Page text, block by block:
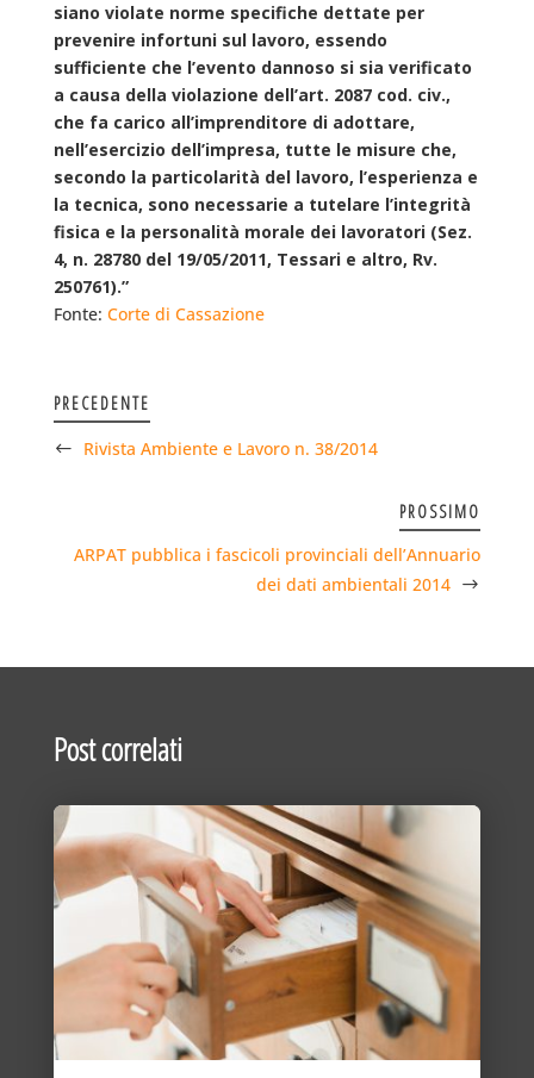
siano violate norme specifiche dettate per
prevenire infortuni sul lavoro, essendo
sufficiente che l’evento dannoso si sia verificato
a causa della violazione dell’art. 2087 cod. civ.,
che fa carico all’imprenditore di adottare,
nell’esercizio dell’impresa, tutte le misure che,
secondo la particolarità del lavoro, l’esperienza e
la tecnica, sono necessarie a tutelare l’integrità
fisica e la personalità morale dei lavoratori (Sez.
4, n. 28780 del 19/05/2011, Tessari e altro, Rv.
250761).”
Fonte: Corte di Cassazione
PRECEDENTE
Rivista Ambiente e Lavoro n. 38/2014
PROSSIMO
ARPAT pubblica i fascicoli provinciali dell’Annuario
dei dati ambientali 2014
Post correlati